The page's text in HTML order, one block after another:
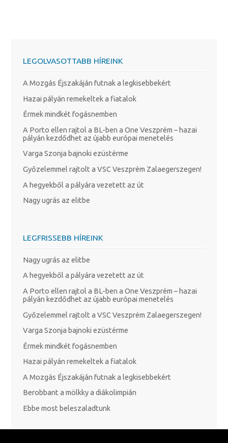
LEGOLVASOTTABB HÍREINK
A Mozgás Éjszakáján futnak a legkisebbekért
Hazai pályán remekeltek a fiatalok
Érmek mindkét fogásnemben
A Porto ellen rajtol a BL-ben a One Veszprém – hazai
pályán kezdődhet az újabb európai menetelés
Varga Szonja bajnoki ezüstérme
Győzelemmel rajtolt a VSC Veszprém Zalaegerszegen!
A hegyekből a pályára vezetett az út
Nagy ugrás az elitbe
LEGFRISSEBB HÍREINK
Nagy ugrás az elitbe
A hegyekből a pályára vezetett az út
A Porto ellen rajtol a BL-ben a One Veszprém – hazai
pályán kezdődhet az újabb európai menetelés
Győzelemmel rajtolt a VSC Veszprém Zalaegerszegen!
Varga Szonja bajnoki ezüstérme
Érmek mindkét fogásnemben
Hazai pályán remekeltek a fiatalok
A Mozgás Éjszakáján futnak a legkisebbekért
Berobbant a mölkky a diákolimpián
Ebbe most beleszaladtunk